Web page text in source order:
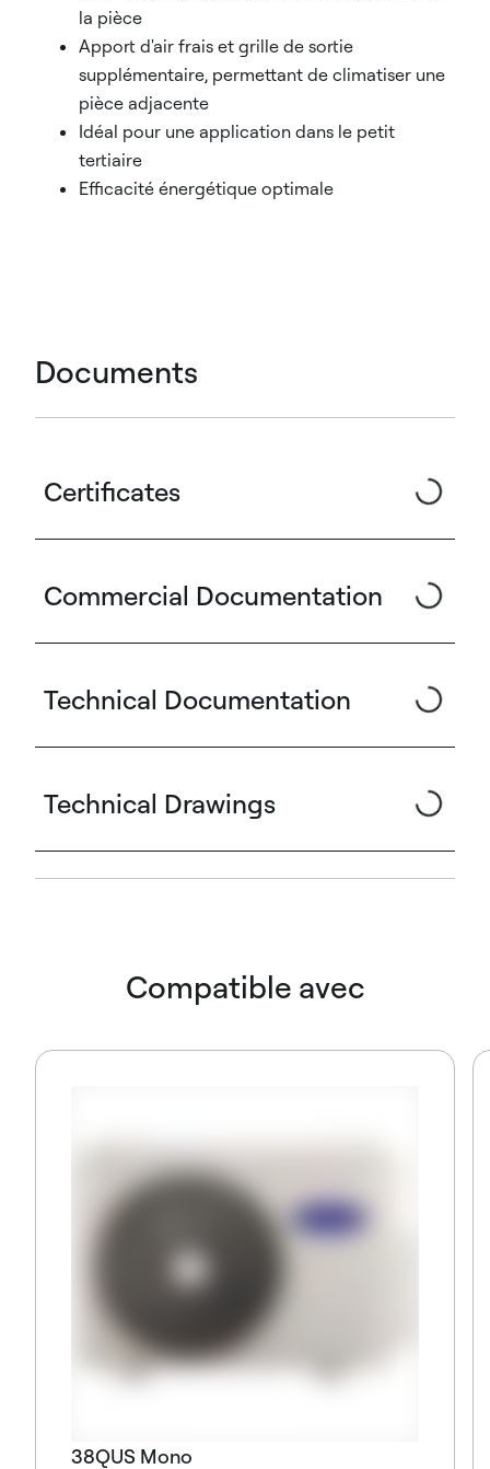
la pièce
Apport d'air frais et grille de sortie
supplémentaire, permettant de climatiser une
pièce adjacente
Idéal pour une application dans le petit
tertiaire
Efficacité énergétique optimale
Documents
Certificates
Commercial Documentation
Technical Documentation
Technical Drawings
Compatible avec
38QUS Mono